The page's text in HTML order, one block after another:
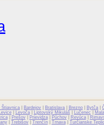
Štiavnica Bardejov Bratislava Brezno Bytča |
| Levoča| Liptovský Mikuláš Lučenec
| Prešov| Prievidza| Púchov| Revúca|
| Trebišov| Trenčín| Trnava| Turčianske